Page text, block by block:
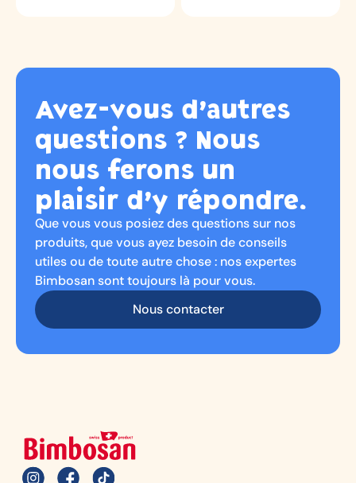
Avez-vous d’autres
questions ? Nous
nous ferons un
plaisir d’y répondre.
Que vous vous posiez des questions sur nos
produits, que vous ayez besoin de conseils
utiles ou de toute autre chose : nos expertes
Bimbosan sont toujours là pour vous.
Nous contacter